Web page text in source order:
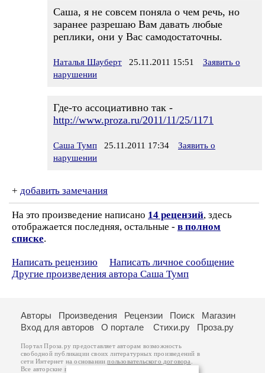
Саша, я не совсем поняла о чем речь, но
заранее разрешаю Вам давать любые
реплики, они у Вас самодостаточны.
Наталья Шауберт 25.11.2011 15:51
Заявить о
нарушении
Где-то ассоциативно так -
http://www.proza.ru/2011/11/25/1171
Саша Тумп 25.11.2011 17:34
Заявить о
нарушении
+ добавить замечания
На это произведение написано 14 рецензий, здесь
отображается последняя, остальные - в полном
списке.
Написать рецензию
Написать личное сообщение
Другие произведения автора Саша Тумп
Авторы Произведения Рецензии Поиск
Магазин
Вход для авторов
О портале Стихи.ру Проза.ру
Портал Проза.ру предоставляет авторам возможность
свободной публикации своих литературных произведений в
сети Интернет на основаниипользовательского договора
Все авторские права на произведения принадлежат авторам